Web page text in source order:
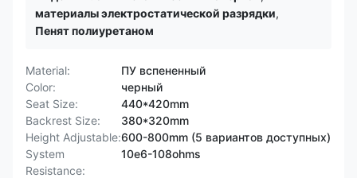
материалы электростатической разрядки,
Пенят полиуретаном
Material:
ПУ вспененный
Color:
черный
Seat Size:
440*420mm
Backrest Size:
380*320mm
Height Adjustable:600-800mm (5 вариантов доступных)
System
Resistance:
10e6-108ohms